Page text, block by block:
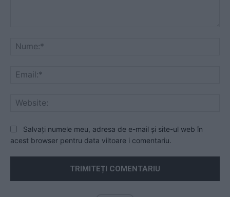
Salvați numele meu, adresa de e-mail și site-ul web în
acest browser pentru data viitoare i comentariu.